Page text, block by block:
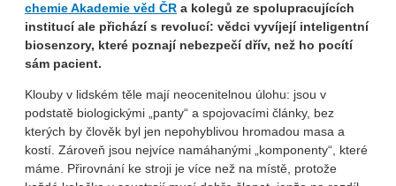
chemie Akademie věd ČR a kolegů ze spolupracujících
institucí ale přichází s revolucí: vědci vyvíjejí inteligentní
biosenzory, které poznají nebezpečí dřív, než ho pocítí
sám pacient.
Klouby v lidském těle mají neocenitelnou úlohu: jsou v
podstatě biologickými „panty“ a spojovacími články, bez
kterých by člověk byl jen nepohyblivou hromadou masa a
kostí. Zároveň jsou nejvíce namáhanými „komponenty“, které
máme. Přirovnání ke stroji je více než na místě, protože